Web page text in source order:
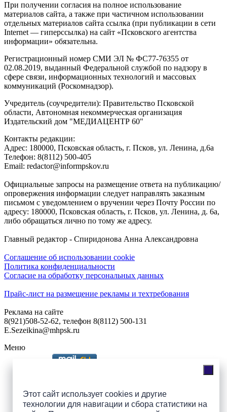
Этот сайт использует cookies и другие
технологии для навигации и сбора статистики на
При получении согласия на полное использование
материалов сайта, а также при частичном использовании
отдельных материалов сайта ссылка (при публикации в сети
Internet — гиперссылка) на сайт «Псковского агентства
информации» обязательна.
Регистрационный номер СМИ ЭЛ № ФС77-76355 от
02.08.2019, выданный Федеральной службой по надзору в
сфере связи, информационных технологий и массовых
коммуникаций (Роскомнадзор).
Учредитель (соучредители): Правительство Псковской
области, Автономная некоммерческая организация
Издательский дом "МЕДИАЦЕНТР 60"
Контакты редакции:
Адреc: 180000, Псковская область, г. Псков, ул. Ленина, д.6а
Телефон: 8(8112) 500-405
Email: redactor@informpskov.ru
Официальные запросы на размещение ответа на публикацию/
опровержения информации следует направлять заказным
письмом с уведомлением о вручении через Почту России по
адресу: 180000, Псковская область, г. Псков, ул. Ленина, д. 6а,
либо обращаться лично по тому же адресу.
Главный редактор - Спиридонова Анна Александровна
Соглашение об использовании cookie
Политика конфиденциальности
Согласие на обработку персональных данных
Прайс-лист на размещение рекламы и техтребования
Реклама на сайте
8(921)508-52-62, телефон 8(8112) 500-131
E.Sezeikina@mhpsk.ru
Меню